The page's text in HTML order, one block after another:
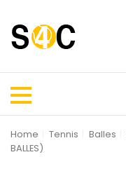
Home Tennis Balles
BALLES)